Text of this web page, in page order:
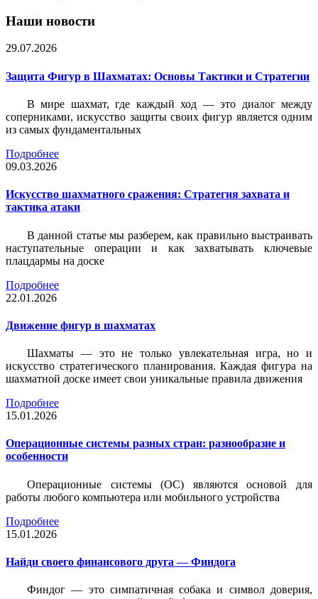
Наши новости
29.07.2026
Защита Фигур в Шахматах: Основы Тактики и Стратегии
В мире шахмат, где каждый ход — это диалог между
соперниками, искусство защиты своих фигур является одним
из самых фундаментальных
Подробнее
09.03.2026
Искусство шахматного сражения: Стратегия захвата и
тактика атаки
В данной статье мы разберем, как правильно выстраивать
наступательные операции и как захватывать ключевые
плацдармы на доске
Подробнее
22.01.2026
Движение фигур в шахматах
Шахматы — это не только увлекательная игра, но и
искусство стратегического планирования. Каждая фигура на
шахматной доске имеет свои уникальные правила движения
Подробнее
15.01.2026
Операционные системы разных стран: разнообразие и
особенности
Операционные системы (ОС) являются основой для
работы любого компьютера или мобильного устройства
Подробнее
15.01.2026
Найди своего финансового друга — Финдога
Финдог — это симпатичная собака и символ доверия,